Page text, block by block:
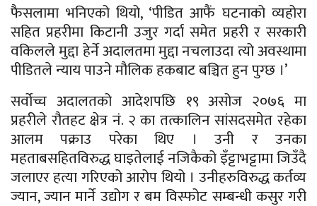
फैसलामा भनिएको थियो, ‘पीडित आफैं घटनाको व्यहोरा
सहित प्रहरीमा किटानी उजुर गर्दा समेत प्रहरी र सरकारी
वकिलले मुद्दा हेर्ने अदालतमा मुद्दा नचलाउदा त्यो अवस्थामा
पीडितले न्याय पाउने मौलिक हकबाट बञ्चित हुन पुग्छ ।’
सर्वोच्च अदालतको आदेशपछि १९ असोज २०७६ मा
प्रहरीले रौतहट क्षेत्र नं. २ का तत्कालिन सांसदसमेत रहेका
आलम पक्राउ परेका थिए । उनी र उनका
महताबसहितविरुद्ध घाइतेलाई नजिकैको इँट्टाभट्टामा जिउँदै
जलाएर हत्या गरिएको आरोप थियो । उनीहरुविरुद्ध कर्तव्य
ज्यान, ज्यान मार्ने उद्योग र बम विस्फोट सम्बन्धी कसुर गरी